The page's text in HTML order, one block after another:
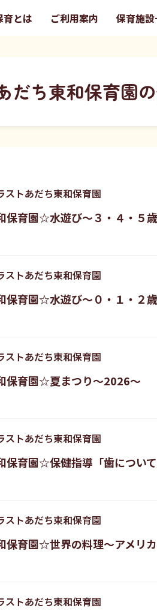
育とは ご利用案内 保育施設
だち東和保育園
ストあだち東和保育園
保育園☆水遊び〜３・４・５
ストあだち東和保育園
保育園☆水遊び〜０・１・２
ストあだち東和保育園
保育園☆夏まつり～2026～
ストあだち東和保育園
保育園☆保健指導「歯について
ストあだち東和保育園
保育園☆世界の料理〜アメリ
ストあだち東和保育園